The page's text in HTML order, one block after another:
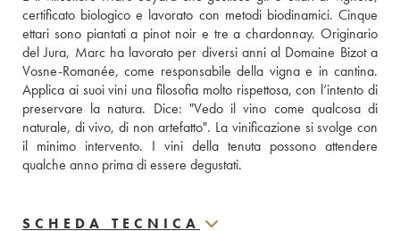
certificato biologico e lavorato con metodi biodinamici. Cinque
ettari sono piantati a pinot noir e tre a chardonnay. Originario
del Jura, Marc ha lavorato per diversi anni al Domaine Bizot a
Vosne-Romanée, come responsabile della vigna e in cantina.
Applica ai suoi vini una filosofia molto rispettosa, con l’intento di
preservare la natura. Dice: "Vedo il vino come qualcosa di
naturale, di vivo, di non artefatto". La vinificazione si svolge con
il minimo intervento. I vini della tenuta possono attendere
qualche anno prima di essere degustati.
SCHEDA TECNICA